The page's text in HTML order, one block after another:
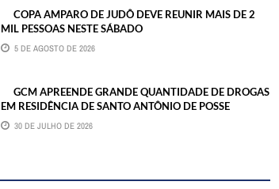
COPA AMPARO DE JUDÔ DEVE REUNIR MAIS DE 2
MIL PESSOAS NESTE SÁBADO
5 DE AGOSTO DE 2026
GCM APREENDE GRANDE QUANTIDADE DE DROGAS
EM RESIDÊNCIA DE SANTO ANTÔNIO DE POSSE
30 DE JULHO DE 2026